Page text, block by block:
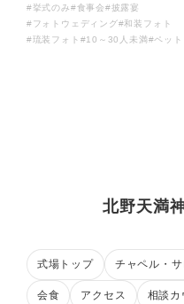
#挙式のみ#食事会#披露宴
#フォトウェディング#和装フォト
#琉装フォト #10～30人未満 #ペット
北野天満
式場トップ チャペル・
会食 アクセス 相談カ